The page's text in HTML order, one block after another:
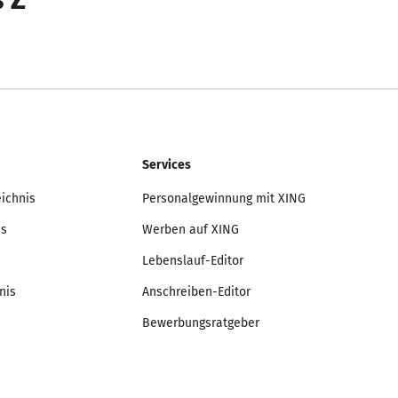
Services
Personalgewinnung mit XING
Werben auf XING
Lebenslauf-Editor
Anschreiben-Editor
Bewerbungsratgeber